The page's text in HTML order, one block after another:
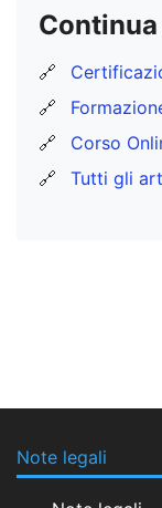
🔗
🔗
🔗
Corso
🔗
Tutti gli
Note legali